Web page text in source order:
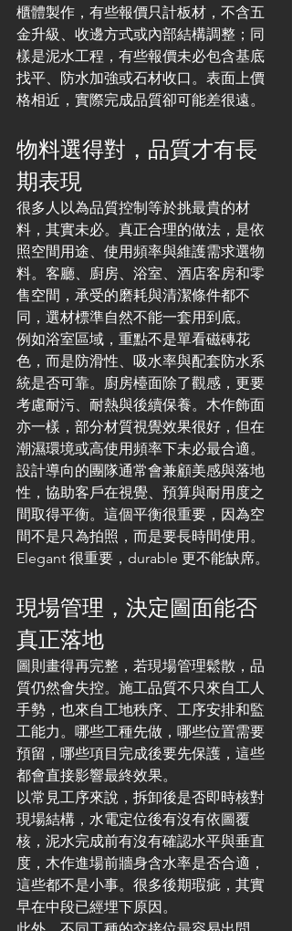
櫃體製作，有些報價只計板材，不含五
金升級、收邊方式或內部結構調整；同
樣是泥水工程，有些報價未必包含基底
找平、防水加強或石材收口。表面上價
格相近，實際完成品質卻可能差很遠。
物料選得對，品質才有長
期表現
很多人以為品質控制等於挑最貴的材
料，其實未必。真正合理的做法，是依
照空間用途、使用頻率與維護需求選物
料。客廳、廚房、浴室、酒店客房和零
售空間，承受的磨耗與清潔條件都不
同，選材標準自然不能一套用到底。
例如浴室區域，重點不是單看磁磚花
色，而是防滑性、吸水率與配套防水系
統是否可靠。廚房檯面除了觀感，更要
考慮耐污、耐熱與後續保養。木作飾面
亦一樣，部分材質視覺效果很好，但在
潮濕環境或高使用頻率下未必最合適。
設計導向的團隊通常會兼顧美感與落地
性，協助客戶在視覺、預算與耐用度之
間取得平衡。這個平衡很重要，因為空
間不是只為拍照，而是要長時間使用。
Elegant 很重要，durable 更不能缺席。
現場管理，決定圖面能否
真正落地
圖則畫得再完整，若現場管理鬆散，品
質仍然會失控。施工品質不只來自工人
手勢，也來自工地秩序、工序安排和監
工能力。哪些工種先做，哪些位置需要
預留，哪些項目完成後要先保護，這些
都會直接影響最終效果。
以常見工序來說，拆卸後是否即時核對
現場結構，水電定位後有沒有依圖覆
核，泥水完成前有沒有確認水平與垂直
度，木作進場前牆身含水率是否合適，
這些都不是小事。很多後期瑕疵，其實
早在中段已經埋下原因。